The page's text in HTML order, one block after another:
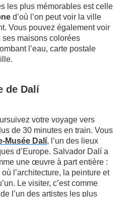
les plus mémorables est celle
d’où l’on peut voir la ville
Vous pouvez également voir
ses maisons colorées
l’eau, carte postale
de Dalí
votre voyage vers
de 30 minutes en train. Vous
Musée Dalí, l’un des lieux
d’Europe. Salvador Dalí a
une œuvre à part entière :
l’architecture, la peinture et
Le visiter, c’est comme
l’un des artistes les plus